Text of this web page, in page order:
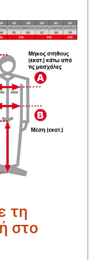
τη
στο